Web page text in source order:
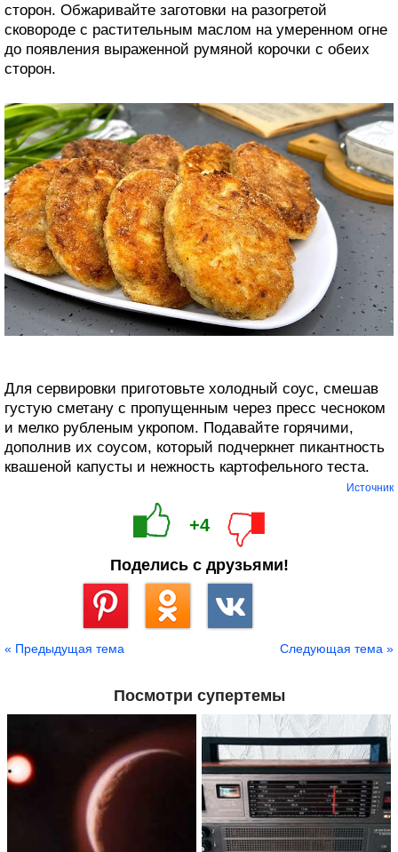
сторон. Обжаривайте заготовки на разогретой
сковороде с растительным маслом на умеренном огне
до появления выраженной румяной корочки с обеих
сторон.
Для сервировки приготовьте холодный соус, смешав
густую сметану с пропущенным через пресс чесноком
и мелко рубленым укропом. Подавайте горячими,
дополнив их соусом, который подчеркнет пикантность
квашеной капусты и нежность картофельного теста.
Источник
+4
Поделись с друзьями!
« Предыдущая тема Следующая тема »
Посмотри супертемы